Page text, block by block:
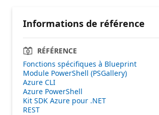
Informations de référence
RÉFÉRENCE
Fonctions spécifiques à Blueprint
Module PowerShell (PSGallery)
Azure CLI
Azure PowerShell
Kit SDK Azure pour .NET
REST